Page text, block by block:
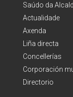
Saúdo da
Actualidade
Axenda
Liña directa
Concellerías
Corporación
Directorio